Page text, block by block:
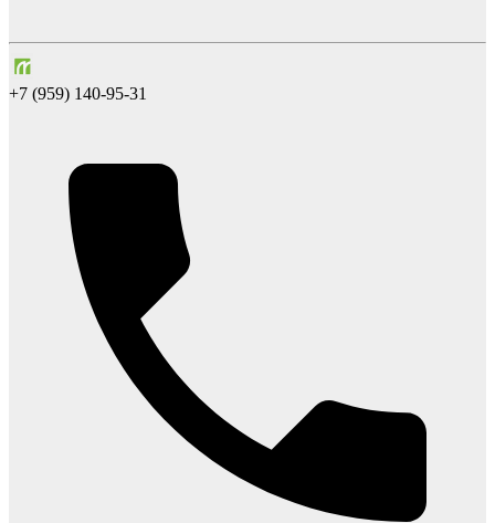
+7 (959) 140-95-31